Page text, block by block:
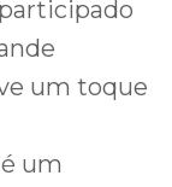
um toque
um